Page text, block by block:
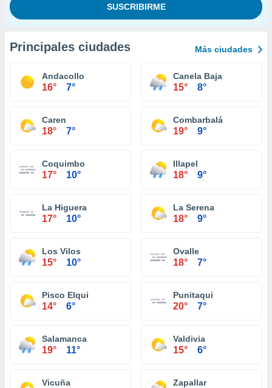
Principales ciudades Más ciudades
Andacollo
16° 7°
Canela Baja
15° 8°
Caren
18° 7°
Combarbalá
19° 9°
Coquimbo
17° 10°
Illapel
18° 9°
La Higuera
17° 10°
La Serena
18° 9°
Los Vilos
15° 10°
Ovalle
18° 7°
Pisco Elqui
14° 6°
Punitaqui
20° 7°
Salamanca
19° 11°
Valdivia
15° 6°
Vicuña Zapallar